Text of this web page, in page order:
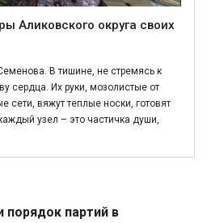
Аликовского округа своих
В тишине, не стремясь к
сердца. Их руки, мозолистые от
сети, вяжут теплые носки, готовят
узел – это частичка души,
порядок партий в